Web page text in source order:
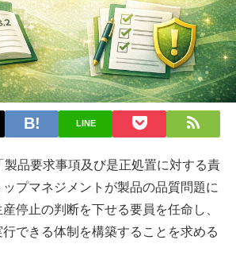
LINE
製品要求事項及び是正処置に対する責
プマネジメントが製品の品質問題に
停止の判断を下せる要員を任命し、
できる体制を構築することを求める